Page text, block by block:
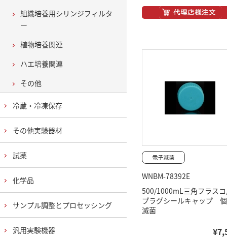
WNBM-78392E
500/1000mL三角フラス
プラグシールキャップ
滅菌
組織培養用シリンジフィルタ
ー
植物培養関連
ハエ培養関連
その他
冷蔵・冷凍保存
その他実験器材
試薬
化学品
サンプル調整とプロセッシング
汎用実験機器